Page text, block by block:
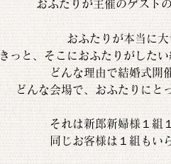
おふたりが主催のゲスト
おふたりが本当に
きっと、そこにおふたりがした
どんな理由で結婚式開
どんな会場で、おふたりにと
それは新郎新婦様１組
同じお客様は１組もい